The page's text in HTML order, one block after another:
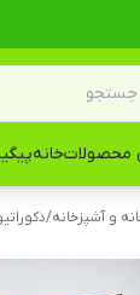
محصولاتخانه
و آشپزخانه/